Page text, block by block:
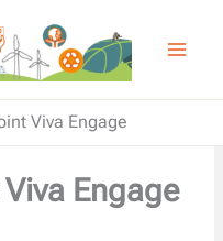
Viva Engage
Engage